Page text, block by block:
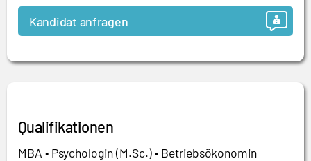
Kandidat anfragen
Qualifikationen
MBA • Psychologin (M.Sc.) • Betriebsökonomin